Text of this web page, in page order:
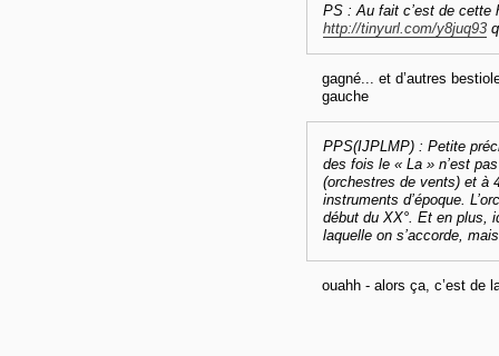
PS : Au fait c’est de cette
http://tinyurl.com/y8juq93
gagné... et d’autres
gauche
PPS(IJPLMP) : Petite
des fois le « La » n’est
(orchestres de vents) et à
instruments d’époque.
début du XX°. Et en plus,
laquelle on s’accorde,
ouahh - alors ça, c’est de